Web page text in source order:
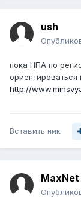
ush
пока НПА по
ориентироваться
http://
Вставить ник
MaxNet